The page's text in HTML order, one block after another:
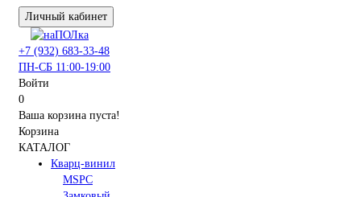
Личный кабинет
+7 (932) 683-33-48
ПН-СБ 11:00-19:00
Войти
0
Ваша корзина пуста!
Корзина
КАТАЛОГ
Кварц-винил
MSPC